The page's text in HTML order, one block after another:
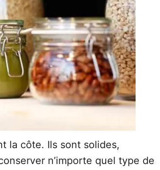
la côte. Ils sont solides,
n’importe quel type de